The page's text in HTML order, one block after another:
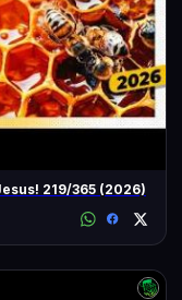
219/365 (2026)